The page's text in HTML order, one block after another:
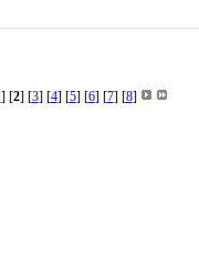
] [2] [3] [4] [5] [6] [7] [8]